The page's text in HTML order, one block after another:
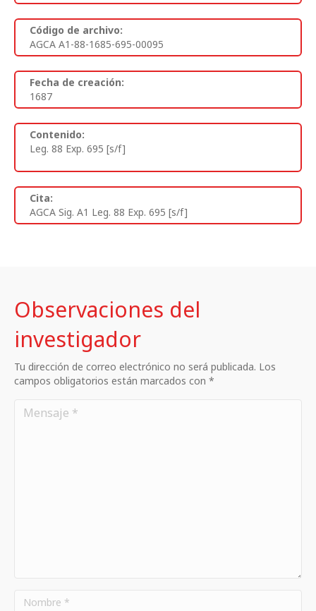
Código de archivo:
AGCA A1-88-1685-695-00095
Fecha de creación:
1687
Contenido:
Leg. 88 Exp. 695 [s/f]
Cita:
AGCA Sig. A1 Leg. 88 Exp. 695 [s/f]
Observaciones del
investigador
Tu dirección de correo electrónico no será publicada. Los
campos obligatorios están marcados con *